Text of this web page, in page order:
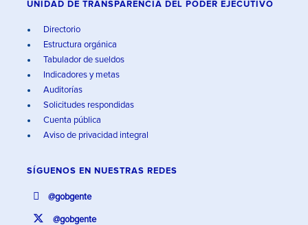
UNIDAD DE TRANSPARENCIA DEL PODER EJECUTIVO
Directorio
Estructura orgánica
Tabulador de sueldos
Indicadores y metas
Auditorías
Solicitudes respondidas
Cuenta pública
Aviso de privacidad integral
SÍGUENOS EN NUESTRAS REDES
@gobgente
@gobgente